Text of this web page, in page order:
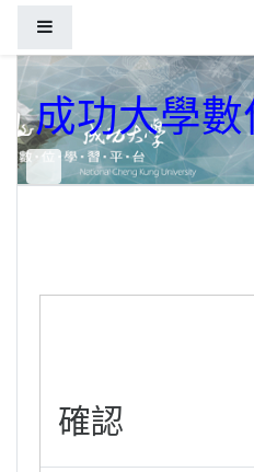
成功大學
確認